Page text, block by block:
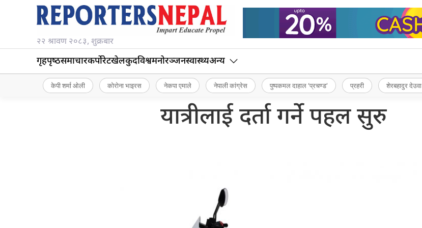
२२ श्रावण २०८३, शुक्रबार
गृहपृष्‍ठसमाचारकर्पोरेटखेलकुदविश्वमनोरञ्जनस्वास्थ्यअन्य
केपी शर्मा ओली कोरोना भाइरस नेकपा एमाले नेपाली कांग्रेस पुष्पकमल दाहाल ‘प्रचण्ड’ प्रहरी शेरबहादुर देउवा
यात्रीलाई दर्ता गर्ने पहल सुरु